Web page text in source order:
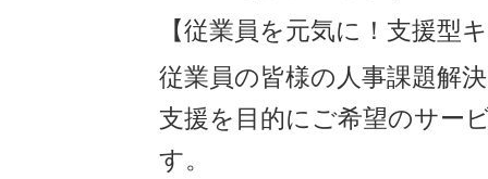
【従業員を元気に！支援型
従業員の皆様の人事課題解
支援を目的にご希望のサー
す。